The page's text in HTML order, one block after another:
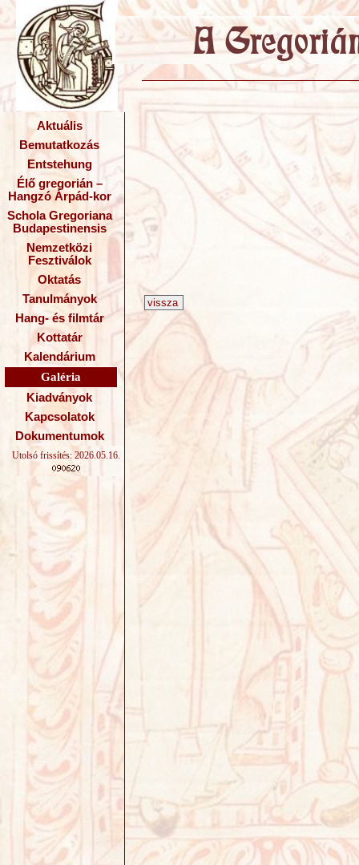
Aktuális
Bemutatkozás
Entstehung
Élő gregorián –
Hangzó Árpád-kor
Schola Gregoriana
Budapestinensis
Nemzetközi
Fesztiválok
Oktatás
Tanulmányok
Hang- és filmtár
Kottatár
Kalendárium
Galéria
Kiadványok
Kapcsolatok
Dokumentumok
Utolsó frissítés: 2026.05.16.